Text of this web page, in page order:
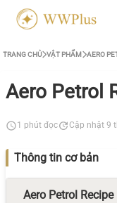
TRANG CHỦ VẬT PHẨM AERO
Aero Petrol
1 phút đọc Cập nhật 9
Thông tin cơ bản
Aero Petrol Recipe